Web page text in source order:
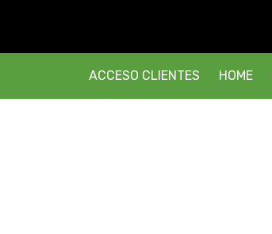
ACCESO CLIENTES HOME